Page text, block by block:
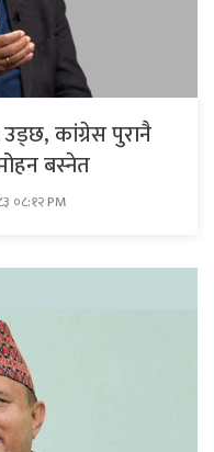
कांग्रेस पुरानै
बस्नेत
०८:१२ PM